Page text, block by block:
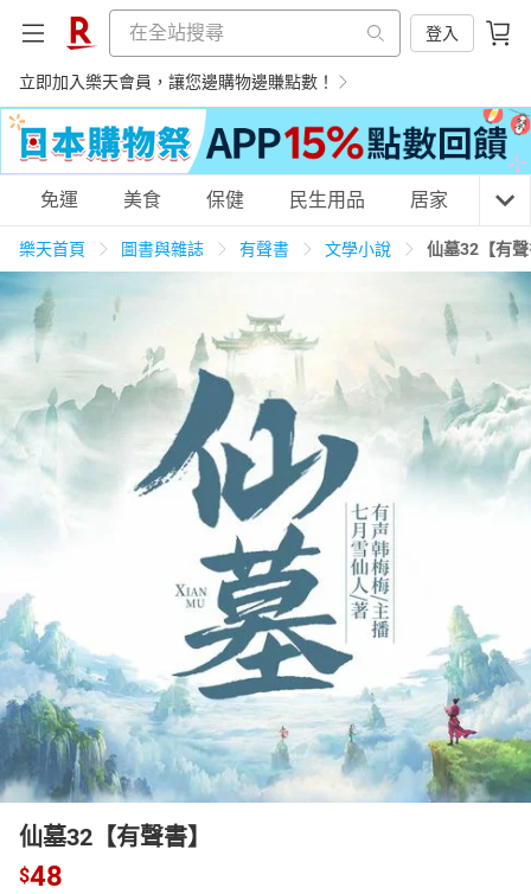
登入
立即加入樂天會員，讓您邊購物邊賺點數！
購物網分類
天天免運 民生用品
居家生活 3C家電 運動休閒 親子玩具
男裝 化妝保養
電子/紙本書
HOT
免運 美食 保健 民生用品 居家 3C
樂天首頁 圖書與雜誌 有聲書 文學小說 仙墓32【有
仙墓32【有聲書】
$48